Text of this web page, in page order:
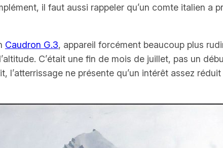
il faut aussi rappeler qu’un comte italien a
Caudron G.3, appareil forcément beaucoup plus
C’était une fin de mois de juillet, pas un
l’atterrissage ne présente qu’un intérêt assez